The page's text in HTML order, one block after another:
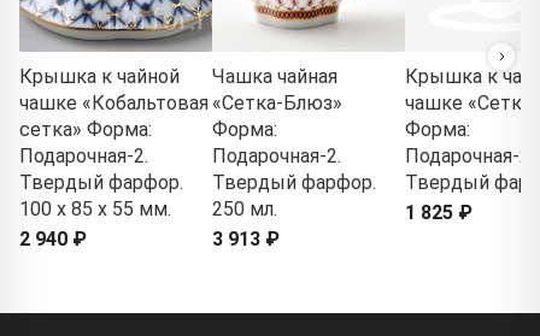
Крышка к чайной
чашке «Кобальтовая
сетка» Форма:
Подарочная-2.
Твердый фарфор.
100 x 85 x 55 мм.
2 940 ₽
Чашка чайная
«Сетка-Блюз»
Форма:
Подарочная-2.
Твердый фарфор.
250 мл.
3 913 ₽
Крышка к
чашке
Форма:
Подарочная-2.
Твердый
1 825 ₽